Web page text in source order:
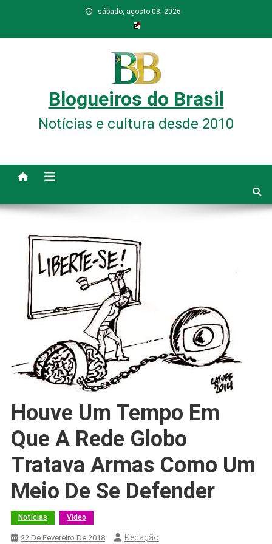
content
sábado, agosto 08, 2026
Blogueiros do Brasil
Notícias e cultura desde 2010
Houve Um Tempo Em
Que A Rede Globo
Tratava Armas Como Um
Meio De Se Defender
Notícias Vídeo
22 De Fevereiro De 2018 Redação